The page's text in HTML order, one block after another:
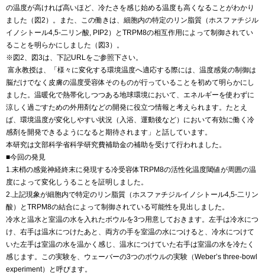
の温度が高ければ高いほど、冷たさを感じ始める温度も高くなることがわかり
ました（図2）。また、この働きは、細胞内の特定のリン脂質（ホスファチジル
イノシトール4,5-二リン酸, PIP2）とTRPM8の相互作用によって制御されてい
ることを明らかにしました（図3）。
※図2、図3は、下記URLをご参照下さい。
富永教授は、「様々に変化する環境温度へ適応する際には、温度感覚の制御は
脳だけでなく皮膚の温度受容体そのものが行っていることを初めて明らかにし
ました。温暖化で熱帯化しつつある地球環境において、エネルギーを使わずに
涼しく過ごすための外用剤などの開発に役立つ情報と考えられます。たとえ
ば、環境温度が変化しやすい状況（入浴、運動後など）において有効に働く冷
感剤を開発できるようになると期待されます」と話しています。
本研究は文部科学省科学研究費補助金の補助を受けて行われました。
■今回の発見
1.末梢の感覚神経終末に発現する冷受容体TRPM8の活性化温度閾値が周囲の温
度によって変化しうることを証明しました。
2.上記現象が細胞内で特定のリン脂質（ホスファチジルイノシトール4,5-二リン
酸）とTRPM8の結合によって制御されている可能性を見出しました。
冷水と温水と室温の水を入れたボウルを3つ用意しておきます。左手は冷水につ
け、右手は温水につけたあと、両方の手を室温の水につけると、冷水につけて
いた左手は室温の水を温かく感じ、温水につけていた右手は室温の水を冷たく
感じます。この実験を、ウェーバーの3つのボウルの実験（Weber’s three-bowl
experiment）と呼びます。